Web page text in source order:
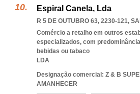
Espiral Canela, Lda
R 5 DE OUTUBRO 63, 2230-121,
Comércio a retalho em outros
especializados, com
bebidas ou tabaco
LDA
Designação comercial: Z & B
AMANHECER